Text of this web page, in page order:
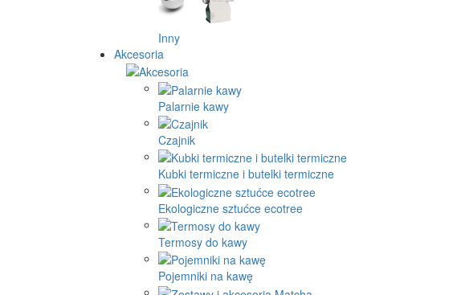
Inny
Akcesoria
Palarnie kawy
Czajnik
Kubki termiczne i butelki termiczne
Ekologiczne sztućce ecotree
Termosy do kawy
Pojemniki na kawę